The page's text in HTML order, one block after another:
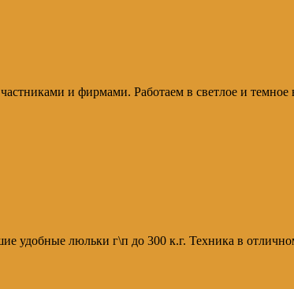
и фирмами. Работаем в светлое и темное
удобные люльки г\п до 300 к.г. Техника в